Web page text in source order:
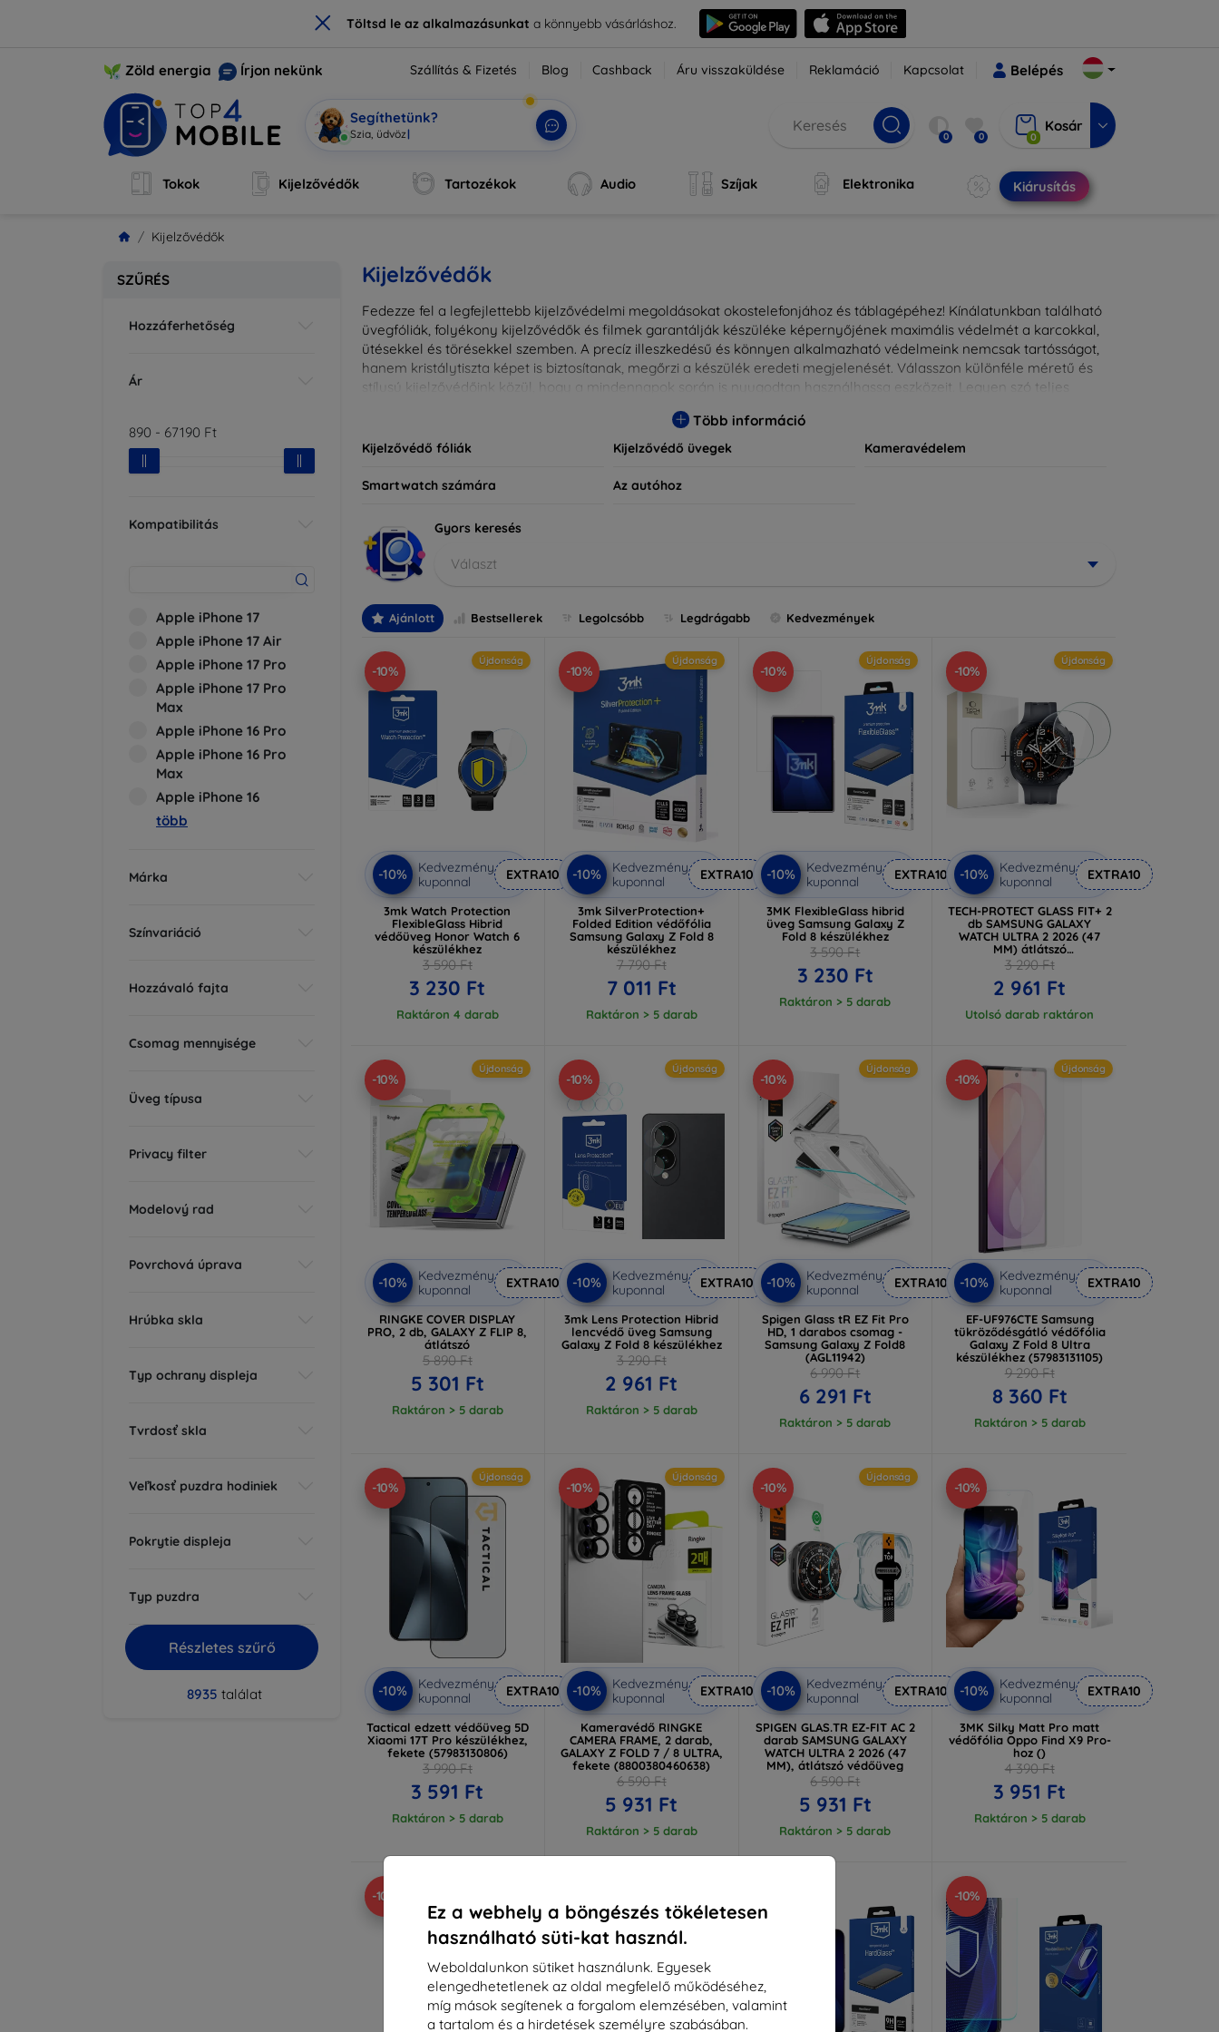
× Töltsd le az alkalmazásunkata könnyebb vásárláshoz.
Ez a webhely a böngészés tökéletesen
használható süti-kat használ.
Weboldalunkon sütiket használunk. Egyesek
elengedhetetlenek az oldal megfelelő működéséhez,
míg mások segítenek a forgalom elemzésében, valamint
a tartalom és a hirdetések személyre szabásában.
Zöld energia Írjon nekünk Szállítás & Fizetés Blog Cashback Áru visszaküldése Reklamáció Kapcsolat Belépés
Segíthetünk?
Mobi vagyok, 0 0 0
Kosár
Tokok Kijelzővédők Tartozékok Audio Szíjak Elektronika Kiárusítás
Kijelzővédők
SZŰRÉS
Hozzáferhetőség
Ár
890 - 67190 Ft
Kompatibilitás
Apple iPhone 17
Apple iPhone 17 Air
Apple iPhone 17 Pro
Apple iPhone 17 Pro
Max
Apple iPhone 16 Pro
Apple iPhone 16 Pro
Max
Apple iPhone 16
több
Márka
Színvariáció
Hozzávaló fajta
Csomag mennyisége
Üveg típusa
Privacy filter
Modelový rad
Povrchová úprava
Hrúbka skla
Typ ochrany displeja
Tvrdosť skla
Veľkosť puzdra hodiniek
Pokrytie displeja
Typ puzdra
Részletes szűrő
8935 találat
Kijelzővédők
Fedezze fel a legfejlettebb kijelzővédelmi megoldásokat okostelefonjához és táblagépéhez! Kínálatunkban található
üvegfóliák, folyékony kijelzővédők és filmek garantálják készüléke képernyőjének maximális védelmét a karcokkal,
ütésekkel és törésekkel szemben. A precíz illeszkedésű és könnyen alkalmazható védelmeink nemcsak tartósságot,
hanem kristálytiszta képet is biztosítanak, megőrzi a készülék eredeti megjelenését. Válasszon különféle méretű és
stílusú kijelzővédőink közül, hogy a mindennapok során is nyugodtan használhassa eszközeit. Legyen szó teljes
Több információ
Kijelzővédő fóliák Kijelzővédő üvegek Kameravédelem
Smartwatch számára Az autóhoz
Gyors keresés
Választ
Ajánlott Bestsellerek Legolcsóbb Legdrágabb Kedvezmények
-10%
Újdonság
-10%
Kedvezmény
kuponnal
EXTRA10
3mk Watch Protection
FlexibleGlass Hibrid
védőüveg Honor Watch 6
készülékhez
3 590 Ft
3 230 Ft
Raktáron 4 darab
-10%
Újdonság
-10%
Kedvezmény
kuponnal
EXTRA10
3mk SilverProtection+
Folded Edition védőfólia
Samsung Galaxy Z Fold 8
készülékhez
7 790 Ft
7 011 Ft
Raktáron > 5 darab
-10%
Újdonság
-10%
Kedvezmény
kuponnal
EXTRA10
3MK FlexibleGlass hibrid
üveg Samsung Galaxy Z
Fold 8 készülékhez
3 590 Ft
3 230 Ft
Raktáron > 5 darab
-10%
Újdonság
-10%
Kedvezmény
kuponnal
EXTRA10
TECH-PROTECT GLASS FIT+ 2
db SAMSUNG GALAXY
WATCH ULTRA 2 2026 (47
MM) átlátszó
(5906302324668)
3 290 Ft
2 961 Ft
Utolsó darab raktáron
-10%
Újdonság
-10%
Kedvezmény
kuponnal
EXTRA10
RINGKE COVER DISPLAY
PRO, 2 db, GALAXY Z FLIP 8,
átlátszó
5 890 Ft
5 301 Ft
Raktáron > 5 darab
-10%
Újdonság
-10%
Kedvezmény
kuponnal
EXTRA10
3mk Lens Protection Hibrid
lencvédő üveg Samsung
Galaxy Z Fold 8 készülékhez
3 290 Ft
2 961 Ft
Raktáron > 5 darab
-10%
Újdonság
-10%
Kedvezmény
kuponnal
EXTRA10
Spigen Glass tR EZ Fit Pro
HD, 1 darabos csomag -
Samsung Galaxy Z Fold8
(AGL11942)
6 990 Ft
6 291 Ft
Raktáron > 5 darab
-10%
Újdonság
-10%
Kedvezmény
kuponnal
EXTRA10
EF-UF976CTE Samsung
tükröződésgátló védőfólia
Galaxy Z Fold 8 Ultra
készülékhez (57983131105)
9 290 Ft
8 360 Ft
Raktáron > 5 darab
-10%
Újdonság
-10%
Kedvezmény
kuponnal
EXTRA10
Tactical edzett védőüveg 5D
Xiaomi 17T Pro készülékhez,
fekete (57983130806)
3 990 Ft
3 591 Ft
Raktáron > 5 darab
-10%
Újdonság
-10%
Kedvezmény
kuponnal
EXTRA10
Kameravédő RINGKE
CAMERA FRAME, 2 darab,
GALAXY Z FOLD 7 / 8 ULTRA,
fekete (8800380460638)
6 590 Ft
5 931 Ft
Raktáron > 5 darab
-10%
Újdonság
-10%
Kedvezmény
kuponnal
EXTRA10
SPIGEN GLAS.TR EZ-FIT AC 2
darab SAMSUNG GALAXY
WATCH ULTRA 2 2026 (47
MM), átlátszó védőüveg
6 590 Ft
5 931 Ft
Raktáron > 5 darab
-10%
-10%
Kedvezmény
kuponnal
EXTRA10
3MK Silky Matt Pro matt
védőfólia Oppo Find X9 Pro-
hoz ()
4 390 Ft
3 951 Ft
Raktáron > 5 darab
-10% -10%